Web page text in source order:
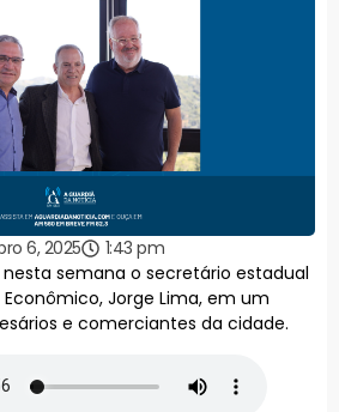
6, 2025
1:43 pm
semana o secretário estadual
Jorge Lima, em um
e comerciantes da cidade.